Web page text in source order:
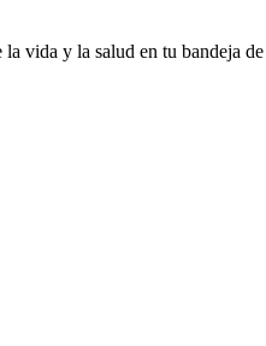
vida y la salud en tu bandeja de